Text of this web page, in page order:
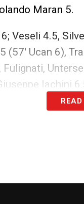
Maran 5.
Veseli 4.5,
(57′ Ucan 6),
Fulignati,
Iachini
READ